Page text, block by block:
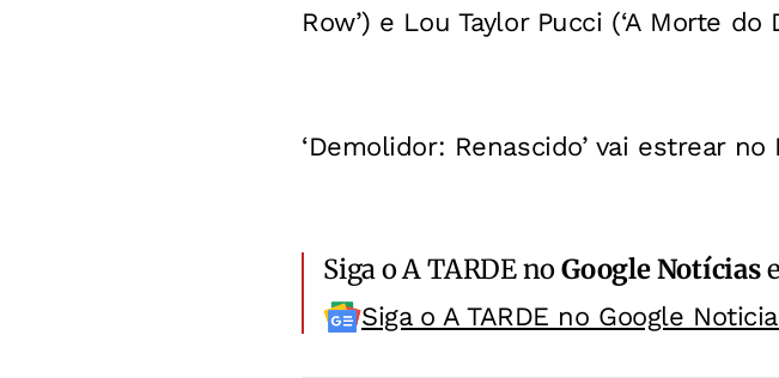
Row’) e Lou Taylor Pucci (‘A Morte do
‘Demolidor: Renascido’ vai estrear
Siga o A TARDE noGoogle Notícias
Siga o A TARDE no Google